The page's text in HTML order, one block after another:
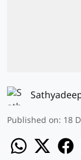
Published on: 18